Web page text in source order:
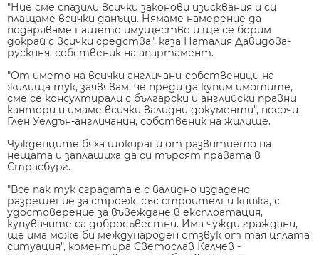
"Ние сме спазили всички законови изисквания и си
плащаме всички данъци. Нямаме намерение да
подаряваме нашето имущество и ще се борим
докрай с всички средства", каза Наталия Давидова-
рускиня, собственик на апартамент.
"От името на всички англичани-собственици на
жилища тук, заявявам, че преди да купим имотите,
сме се консултирали с български и английски правни
кантори и имаме всички валидни документи", посочи
Глен Уелдън-англичанин, собственик на жилище.
Чужденците бяха шокирани от развитието на
нещата и заплашиха да си търсят правата в
Страсбург.
"Все пак тук сградата е с валидно издадено
разрешение за строеж, със строителни книжа, с
удостоверение за въвеждане в експлоатация,
купувачите са добросъвестни. Има чужди граждани,
ще има може би международен отзвук от тая цялата
ситуация", коментира Светослав Калчев -